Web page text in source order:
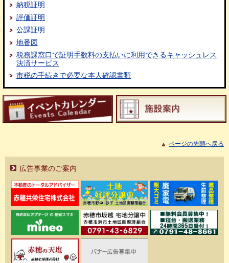
納税証明
評価証明
公課証明
地番図
税務課窓口で証明手数料の支払いに利用できるキャッシュレス
決済サービス
市税の手続きで必要な本人確認書類
ページの先頭へ戻る
広告事業のご案内